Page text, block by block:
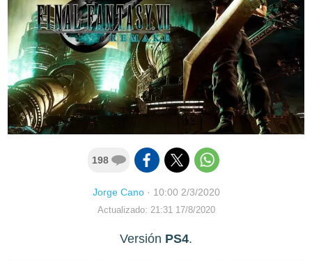
198
Jorge Cano· 10:00 2/3/2020
Actualizado: 21:31 17/8/2020
Versión PS4.